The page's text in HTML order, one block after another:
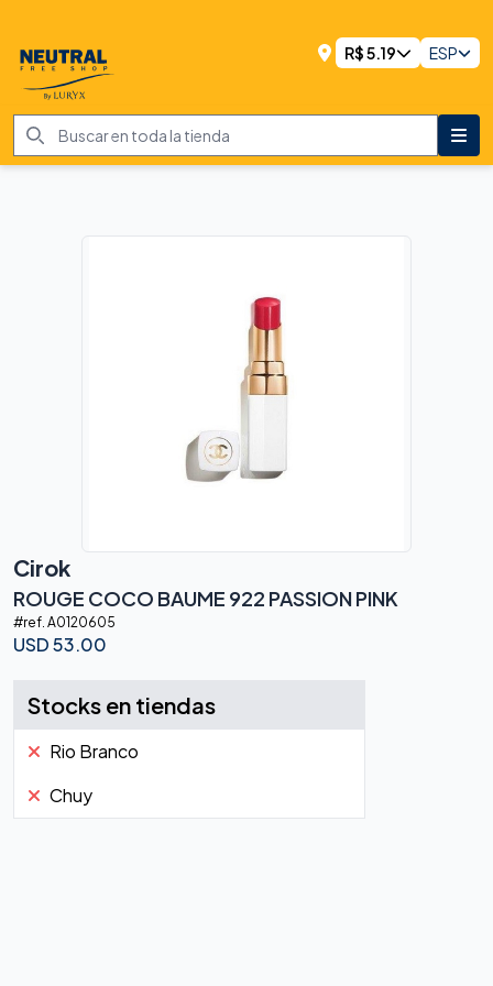
R$5.19 ESP
Cirok
ROUGE COCO BAUME 922 PASSION PINK
#ref. A0120605
USD53.00
Stocks en tiendas
Rio Branco
Chuy